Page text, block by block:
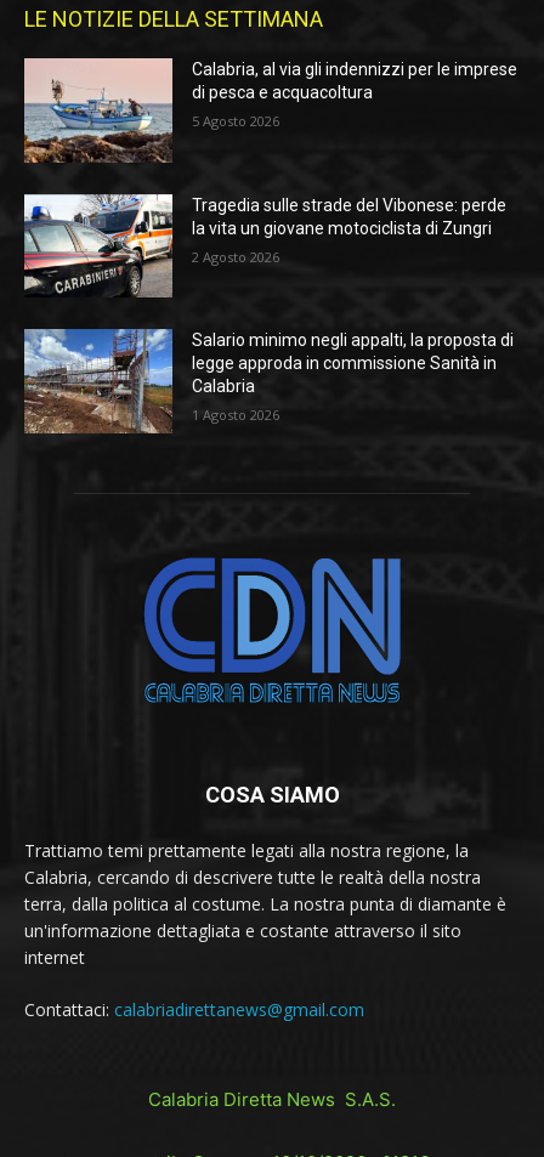
LE NOTIZIE DELLA SETTIMANA
Calabria, al via gli indennizzi per le imprese
di pesca e acquacoltura
5 Agosto 2026
Tragedia sulle strade del Vibonese: perde
la vita un giovane motociclista di Zungri
2 Agosto 2026
Salario minimo negli appalti, la proposta di
legge approda in commissione Sanità in
Calabria
1 Agosto 2026
COSA SIAMO
Trattiamo temi prettamente legati alla nostra regione, la
Calabria, cercando di descrivere tutte le realtà della nostra
terra, dalla politica al costume. La nostra punta di diamante è
un'informazione dettagliata e costante attraverso il sito
internet
Contattaci: calabriadirettanews@gmail.com
Calabria Diretta News S.A.S.